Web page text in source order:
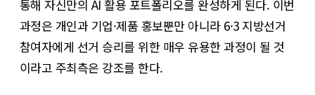
통해 자신만의 AI 활용 포트폴리오를 완성하게 된다. 이번
과정은 개인과 기업·제품 홍보뿐만 아니라 6·3 지방선거
참여자에게 선거 승리를 위한 매우 유용한 과정이 될 것
이라고 주최측은 강조를 한다.